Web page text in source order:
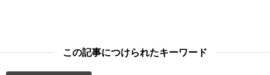
この記事につけられたキーワード